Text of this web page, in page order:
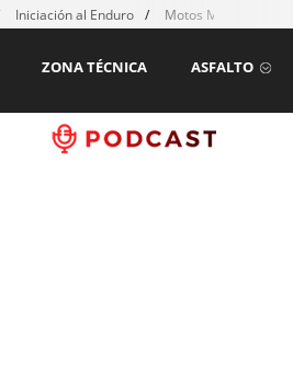
Iniciación al Enduro Motos MX para
ASFALTO
ZONA TÉCNICA